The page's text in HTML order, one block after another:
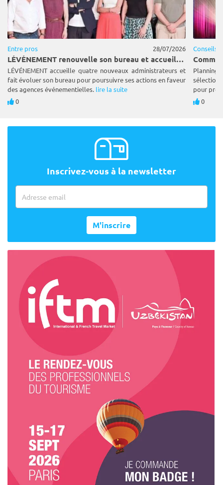
Entre pros 28/07/2026
LÉVÉNEMENT renouvelle son bureau et accueille quatre nouveaux administrateurs
LÉVÉNEMENT accueille quatre nouveaux administrateurs et
fait évoluer son bureau pour poursuivre ses actions en faveur
des agences événementielles. lire la suite
0
Conseils
sélection
pour
0
Inscrivez-vous à la newsletter
Adresse email